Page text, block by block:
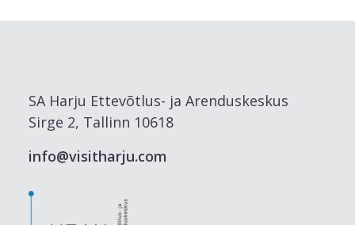
SA Harju Ettevõtlus- ja Arenduskeskus
Sirge 2, Tallinn 10618
info@visitharju.com